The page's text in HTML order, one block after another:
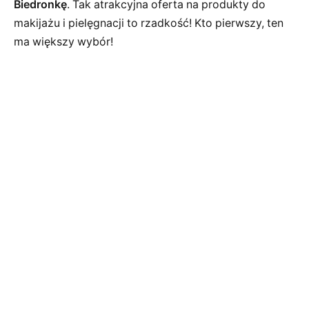
Biedronkę. Tak atrakcyjna oferta na produkty do
makijażu i pielęgnacji to rzadkość! Kto pierwszy, ten
ma większy wybór!